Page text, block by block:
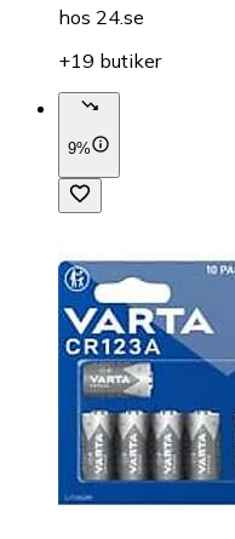
hos 24.se
+19 butiker
9%